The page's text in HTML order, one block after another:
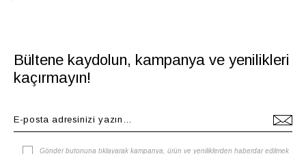
Bültene kaydolun, kampanya ve yenilikleri
kaçırmayın!
Gönder butonuna tıklayarak kampanya, ürün ve yeniliklerden haberdar edilmek